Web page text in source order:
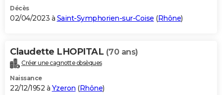
Décès
02/04/2023 à Saint-Symphorien-sur-Coise (Rhône)
Claudette LHOPITAL (70 ans)
Créer une cagnotte obsèques
Naissance
22/12/1952 à Yzeron (Rhône)